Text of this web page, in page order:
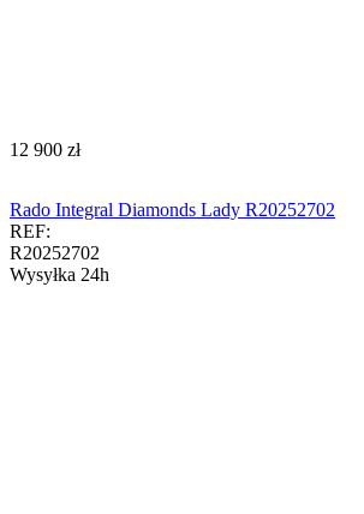
‍12 900‍ zł
Rado Integral Diamonds Lady R20252702
REF:
R20252702
Wysyłka 24h